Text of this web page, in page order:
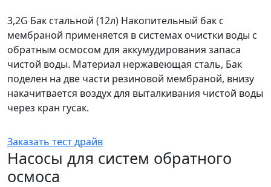
3,2G Бак стальной (12л) Накопительный бак с
мембраной применяется в системах очистки воды с
обратным осмосом для аккумудирования запаса
чистой воды. Материал нержавеющая сталь, Бак
поделен на две части резиновой мембраной, внизу
накачитвается воздух для выталкивания чистой воды
через кран гусак.
Заказать тест драйв
Насосы для систем обратного
осмоса